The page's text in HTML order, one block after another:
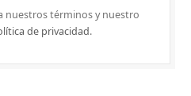
nuestros términos y nuestro
de privacidad.